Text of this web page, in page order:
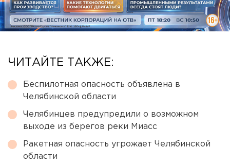
ЧИТАЙТЕ ТАКЖЕ:
Беспилотная опасность объявлена в
Челябинской области
Челябинцев предупредили о возможном
выходе из берегов реки Миасс
Ракетная опасность угрожает Челябинской
области